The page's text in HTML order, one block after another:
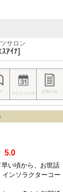
サロン
ｱｲﾅ]
スケジュール お知らせ
5.0
い頃から、お世話
ンソラクターコー